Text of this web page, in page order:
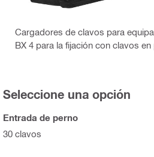
Cargadores de clavos para
BX 4 para la fijación con clavos en
Seleccione una opción
Entrada de perno
30 clavos